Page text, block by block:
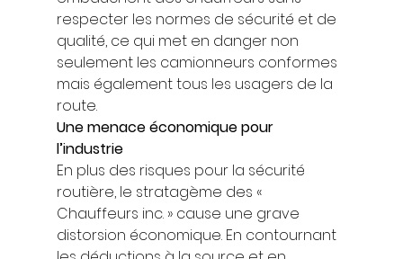
respecter les normes de sécurité et de
qualité, ce qui met en danger non
seulement les camionneurs conformes
mais également tous les usagers de la
route.
Une menace économique pour
l’industrie
En plus des risques pour la sécurité
routière, le stratagème des «
Chauffeurs inc. » cause une grave
distorsion économique. En contournant